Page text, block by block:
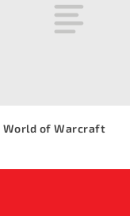
World of Warcraft